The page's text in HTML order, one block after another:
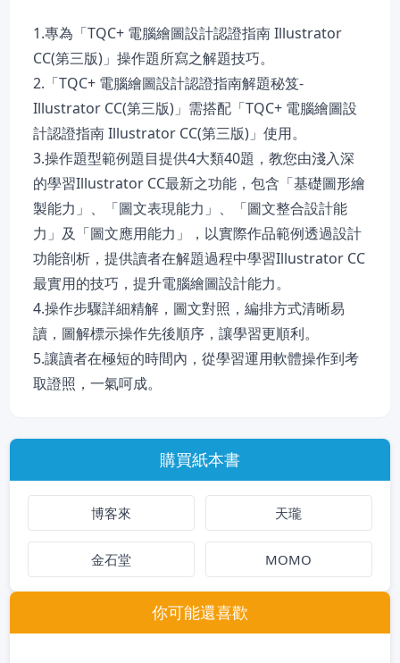
1.專為「TQC+ 電腦繪圖設計認證指南 Illustrator
CC(第三版)」操作題所寫之解題技巧。
2.「TQC+ 電腦繪圖設計認證指南解題秘笈-
Illustrator CC(第三版)」需搭配「TQC+ 電腦繪圖設
計認證指南 Illustrator CC(第三版)」使用。
3.操作題型範例題目提供4大類40題，教您由淺入深
的學習Illustrator CC最新之功能，包含「基礎圖形繪
製能力」、「圖文表現能力」、「圖文整合設計能
力」及「圖文應用能力」，以實際作品範例透過設計
功能剖析，提供讀者在解題過程中學習Illustrator CC
最實用的技巧，提升電腦繪圖設計能力。
4.操作步驟詳細精解，圖文對照，編排方式清晰易
讀，圖解標示操作先後順序，讓學習更順利。
5.讓讀者在極短的時間內，從學習運用軟體操作到考
取證照，一氣呵成。
購買紙本書
博客來 天瓏
金石堂 MOMO
你可能還喜歡